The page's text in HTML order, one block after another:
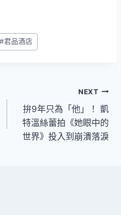
#君品酒店
NEXT
拚9年只為「他」！ 凱
特溫絲蕾拍《她眼中的
世界》投入到崩潰落淚